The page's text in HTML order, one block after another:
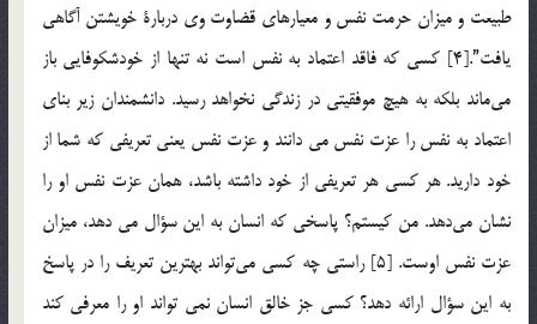
طبيعت و ميزان حرمت نفس و معيارهاي قضاوت وي دربارة خويشتن آگاهي
يافت”.[4] كسي كه فاقد اعتماد به نفس است نه تنها از خودشكوفايي باز
مي‌ماند بلكه به هيچ موفقيتي در زندگي نخواهد رسيد. دانشمندان زير بناي
اعتماد به نفس را عزت نفس مي دانند و عزت نفس يعني تعريفي كه شما از
خود داريد. هر كسي هر تعريفي از خود داشته باشد، همان عزت نفس او را
نشان مي‌دهد. من كيستم؟ پاسخي كه انسان به اين سؤال مي دهد، ميزان
عزت نفس اوست. [5] راستي چه كسي مي‌تواند بهترين تعريف را در پاسخ
به اين سؤال ارائه دهد؟ كسي جز خالق انسان نمي تواند او را معرفي كند